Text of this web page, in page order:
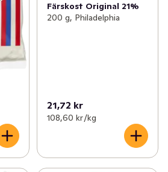
Färskost Original 21%
200 g, Philadelphia
21,72 kr
108,60 kr /kg